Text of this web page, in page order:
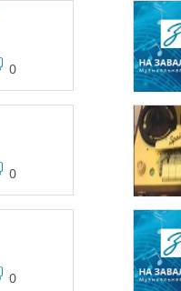
0
0
0